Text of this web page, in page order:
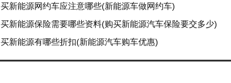
买新能源网约车应注意哪些(新能源车做网约车)
买新能源保险需要哪些资料(购买新能源汽车保险要交多少)
买新能源有哪些折扣(新能源汽车购车优惠)